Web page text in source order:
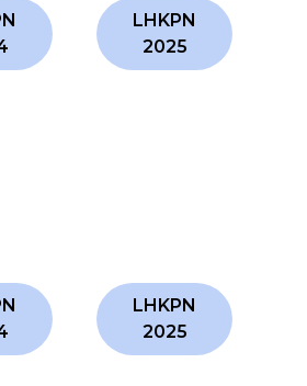
LHKPN
2025
LHKPN
2025